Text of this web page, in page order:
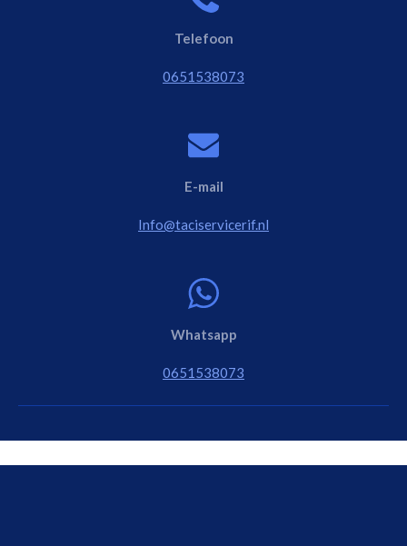
Telefoon
0651538073
E-mail
Info@taciservicerif.nl
Whatsapp
0651538073